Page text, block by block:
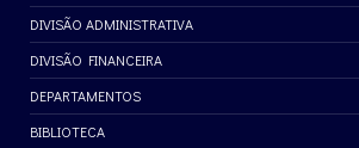
DIVISÃO ADMINISTRATIVA
DIVISÃO FINANCEIRA
DEPARTAMENTOS
BIBLIOTECA